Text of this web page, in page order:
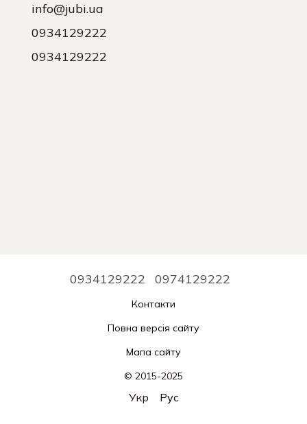
info@jubi.ua
0934129222
0934129222
0934129222 0974129222
Контакти
Повна версія сайту
Мапа сайту
© 2015-2025
Укр Рус